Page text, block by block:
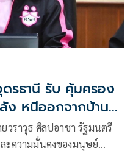
รธานี รับ คุ้มครอง
ง หนีออกจากบ้าน
าง
ราวุธ ศิลปอาชา รัฐมนตรี
ะความมั่นคงของมนุษย์